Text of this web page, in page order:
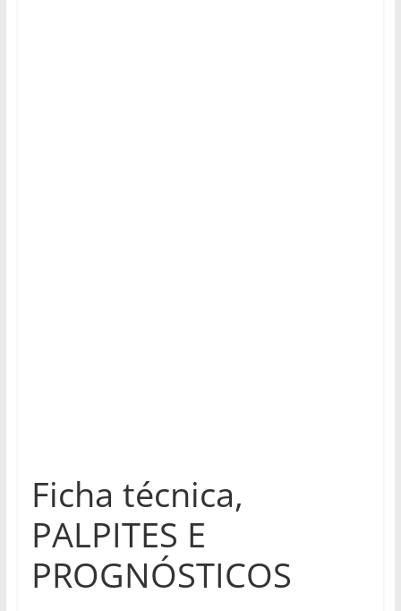
Ficha técnica,
PALPITES E
PROGNÓSTICOS